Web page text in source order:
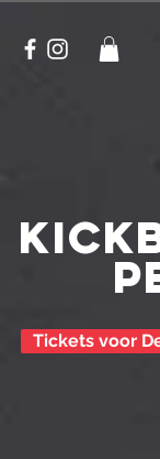
Tickets voor